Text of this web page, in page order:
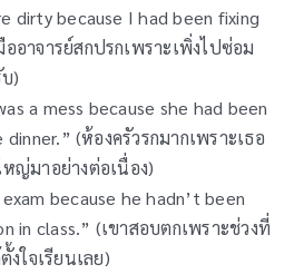
dirty because I had been fixing
อาจารย์สกปรกเพราะเพิ่งไปซ่อม
)
a mess because she had been
(ห้องครัวรกมากเพราะเธอ
ญ่มาอย่างต่อเนื่อง)
because he hadn’t been
in class.” (เขาสอบตกเพราะช่วงที่
งใจเรียนเลย)